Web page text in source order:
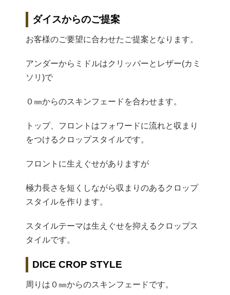
ダイスからのご提案
お客様のご要望に合わせたご提案となります。
アンダーからミドルはクリッパーとレザー(カミ
ソリ)で
０㎜からのスキンフェードを合わせます。
トップ、フロントはフォワードに流れと収まり
をつけるクロップスタイルです。
フロントに生えぐせがありますが
極力長さを短くしながら収まりのあるクロップ
スタイルを作ります。
スタイルテーマは生えぐせを抑えるクロップス
タイルです。
DICE CROP STYLE
周りは０㎜からのスキンフェードです。